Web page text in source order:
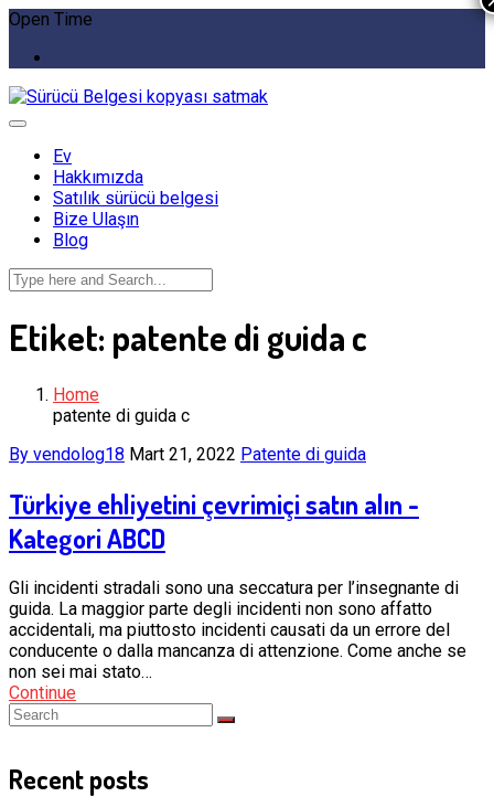
Open Time
Ev
Hakkımızda
Satılık sürücü belgesi
Bize Ulaşın
Blog
Etiket: patente di guida c
Home
patente di guida c
By vendolog18 Mart 21, 2022 Patente di guida
Türkiye ehliyetini çevrimiçi satın alın -
Kategori ABCD
Gli incidenti stradali sono una seccatura per l’insegnante di
guida. La maggior parte degli incidenti non sono affatto
accidentali, ma piuttosto incidenti causati da un errore del
conducente o dalla mancanza di attenzione. Come anche se
non sei mai stato…
Continue
Recent posts